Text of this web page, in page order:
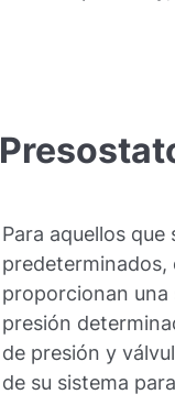
Para aquellos
predeterminados,
proporcionan una
presión
de presión y
de su sistema